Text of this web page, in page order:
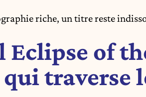
riche, un titre reste
Eclipse of
qui traverse